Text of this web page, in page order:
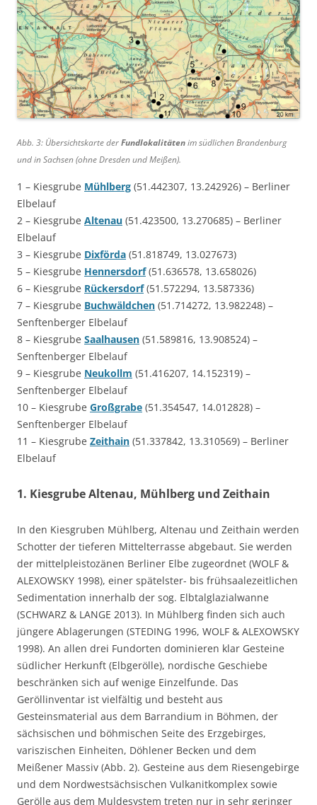
Abb. 3: Übersichtskarte derFundlokalitätenim südlichen Brandenburg
und in Sachsen (ohne Dresden und Meißen).
1 – Kiesgrube Mühlberg (51.442307, 13.242926) – Berliner
Elbelauf
2 – Kiesgrube Altenau (51.423500, 13.270685) – Berliner
Elbelauf
3 – Kiesgrube Dixförda (51.818749, 13.027673)
5 – Kiesgrube Hennersdorf(51.636578, 13.658026)
6 – Kiesgrube Rückersdorf(51.572294, 13.587336)
7 – Kiesgrube Buchwäldchen (51.714272, 13.982248) –
Senftenberger Elbelauf
8 – Kiesgrube Saalhausen (51.589816, 13.908524) –
Senftenberger Elbelauf
9 – Kiesgrube Neukollm (51.416207, 14.152319) –
Senftenberger Elbelauf
10 – Kiesgrube Großgrabe (51.354547, 14.012828) –
Senftenberger Elbelauf
11 – Kiesgrube Zeithain (51.337842, 13.310569) – Berliner
Elbelauf
1. Kiesgrube Altenau, Mühlberg und Zeithain
In den Kiesgruben Mühlberg, Altenau und Zeithain werden
Schotter der tieferen Mittelterrasse abgebaut. Sie werden
der mittelpleistozänen Berliner Elbe zugeordnet (WOLF &
ALEXOWSKY 1998), einer spätelster- bis frühsaalezeitlichen
Sedimentation innerhalb der sog. Elbtalglazialwanne
(SCHWARZ & LANGE 2013). In Mühlberg finden sich auch
jüngere Ablagerungen (STEDING 1996, WOLF & ALEXOWSKY
1998). An allen drei Fundorten dominieren klar Gesteine
südlicher Herkunft (Elbgerölle), nordische Geschiebe
beschränken sich auf wenige Einzelfunde. Das
Geröllinventar ist vielfältig und besteht aus
Gesteinsmaterial aus dem Barrandium in Böhmen, der
sächsischen und böhmischen Seite des Erzgebirges,
variszischen Einheiten, Döhlener Becken und dem
Meißener Massiv (Abb. 2). Gesteine aus dem Riesengebirge
und dem Nordwestsächsischen Vulkanitkomplex sowie
Gerölle aus dem Muldesystem treten nur in sehr geringer